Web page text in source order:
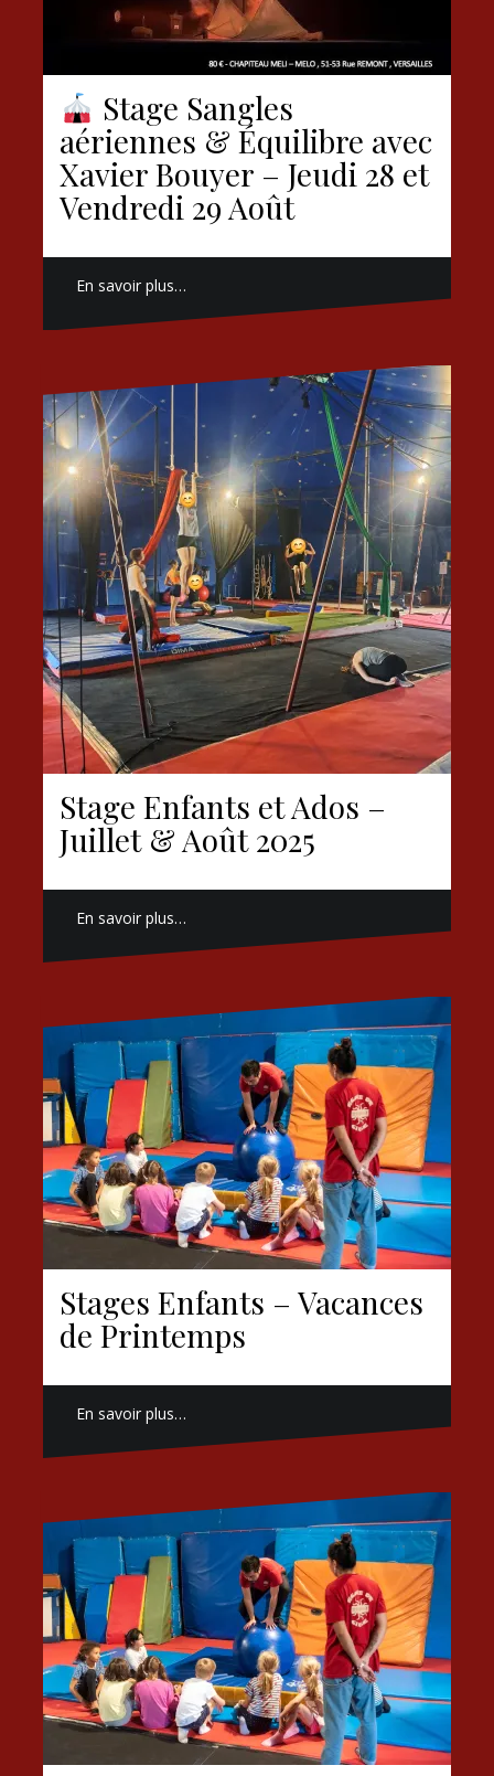
Stage Sangles
aériennes & Équilibre avec
Xavier Bouyer – Jeudi 28 et
Vendredi 29 Août
En savoir plus…
Stage Enfants et Ados –
Juillet & Août 2025
En savoir plus…
Stages Enfants – Vacances
de Printemps
En savoir plus…